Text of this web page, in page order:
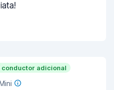
conductor adicional